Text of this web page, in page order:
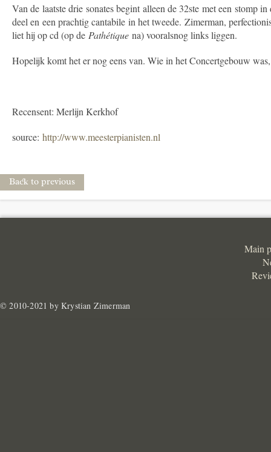
Van de laatste drie sonates begint alleen de 32ste met een stomp
deel en een prachtig cantabile in het tweede. Zimerman,
liet hij op cd (op de Pathétique na) vooralsnog links liggen.
Hopelijk komt het er nog eens van. Wie in het Concertgebouw
Recensent: Merlijn Kerkhof
source: http://www.meesterpianisten.nl
Back to previous
Main
© 2010-2021 by Krystian Zimerman